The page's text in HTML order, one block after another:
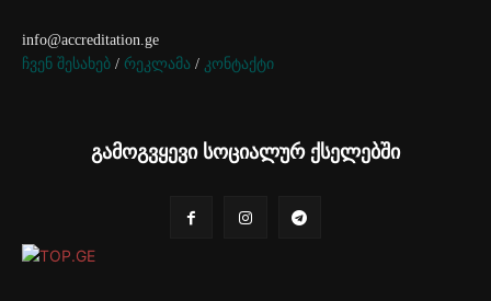
info@accreditation.ge
ჩვენ შესახებ / რეკლამა / კონტაქტი
გამოგვყევი სოციალურ ქსელებში